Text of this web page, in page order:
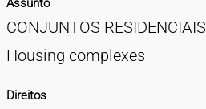
Assunto
CONJUNTOS RESIDENCIAIS
Housing complexes
Direitos